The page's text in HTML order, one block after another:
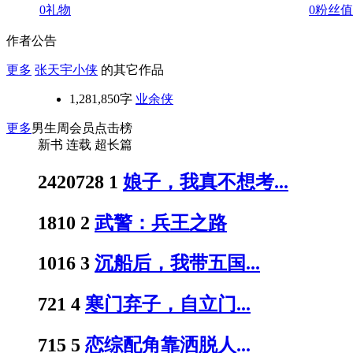
0礼物 0粉丝值
作者公告
更多 张天宇小侠 的其它作品
1,281,850字 业余侠
更多男生周会员点击榜
新书 连载 超长篇
2420728 1 娘子，我真不想考...
1810 2 武警：兵王之路
1016 3 沉船后，我带五国...
721 4 寒门弃子，自立门...
715 5 恋综配角靠洒脱人...